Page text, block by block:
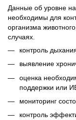
Данные об уровне
необходимы для
организма
случаях.
контроль
выявление
оценка
поддержки или
мониторинг
контроль